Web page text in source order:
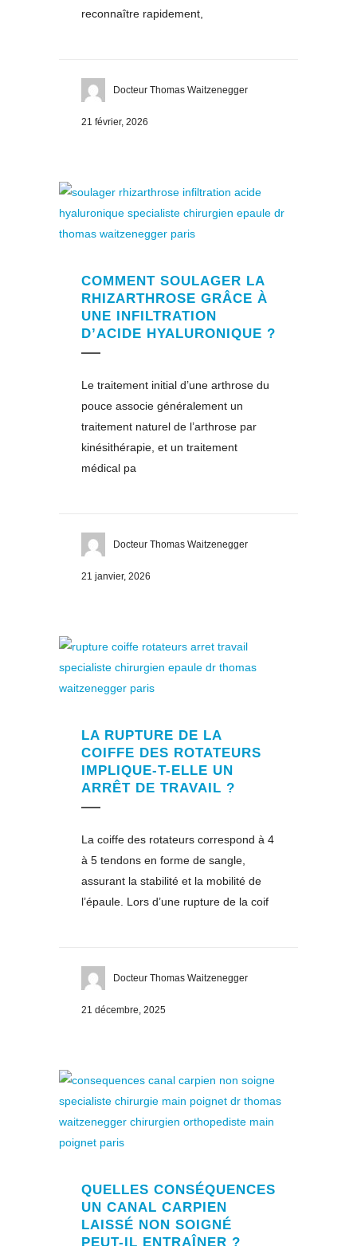
reconnaître rapidement,
Docteur Thomas Waitzenegger
21 février, 2026
COMMENT SOULAGER LA
RHIZARTHROSE GRÂCE À
UNE INFILTRATION
D’ACIDE HYALURONIQUE ?
Le traitement initial d’une arthrose du
pouce associe généralement un
traitement naturel de l’arthrose par
kinésithérapie, et un traitement
médical pa
Docteur Thomas Waitzenegger
21 janvier, 2026
LA RUPTURE DE LA
COIFFE DES ROTATEURS
IMPLIQUE-T-ELLE UN
ARRÊT DE TRAVAIL ?
La coiffe des rotateurs correspond à 4
à 5 tendons en forme de sangle,
assurant la stabilité et la mobilité de
l’épaule. Lors d’une rupture de la coif
Docteur Thomas Waitzenegger
21 décembre, 2025
QUELLES CONSÉQUENCES
UN CANAL CARPIEN
LAISSÉ NON SOIGNÉ
PEUT-IL ENTRAÎNER ?